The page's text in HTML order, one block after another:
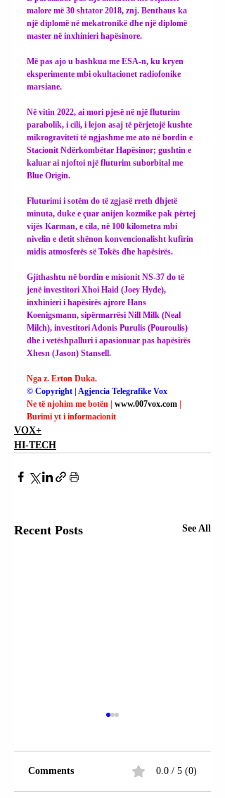
malore më 30 shtator 2018, znj. Benthaus ka
një diplomë në mekatronikë dhe një diplomë
master në inxhinieri hapësinore.
Më pas ajo u bashkua me ESA-n, ku kryen
eksperimente mbi okultacionet radiofonike
marsiane.
Në vitin 2022, ai mori pjesë në një fluturim
parabolik, i cili, i lejon asaj të përjetojë kushte
mikrograviteti të ngjashme me ato në bordin e
Stacionit Ndërkombëtar Hapësinor; gushtin e
kaluar ai njoftoi një fluturim suborbital me
Blue Origin.
Fluturimi i sotëm do të zgjasë rreth dhjetë
minuta, duke e çuar anijen kozmike pak përtej
vijës Karman, e cila, në 100 kilometra mbi
nivelin e detit shënon konvencionalisht kufirin
midis atmosferës së Tokës dhe hapësirës.
Gjithashtu në bordin e misionit NS-37 do të
jenë investitori Xhoi Haid (Joey Hyde),
inxhinieri i hapësirës ajrore Hans
Koenigsmann, sipërmarrësi Nill Milk (Neal
Milch), investitori Adonis Purulis (Pouroulis)
dhe i vetëshpalluri i apasionuar pas hapësirës
Xhesn (Jason) Stansell.
Nga z. Erton Duka.
© Copyright | Agjencia Telegrafike Vox
Ne të njohim me botën | www.007vox.com
Burimi yt i informacionit
VOX+
HI-TECH
Recent Posts See All
Comments 0.0 / 5 (0)